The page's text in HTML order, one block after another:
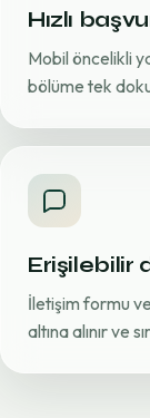
Hızlı
Mobil öncelikli
bölüme tek
Erişilebilir
İletişim formu
altına alınır ve